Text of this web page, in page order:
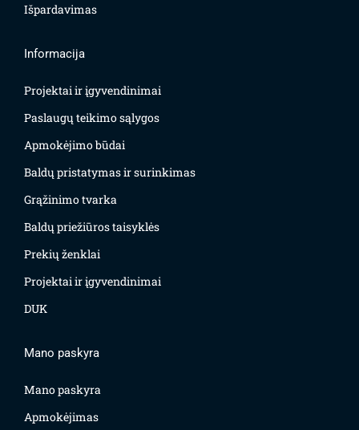
Išpardavimas
Informacija
Projektai ir įgyvendinimai
Paslaugų teikimo sąlygos
Apmokėjimo būdai
Baldų pristatymas ir surinkimas
Grąžinimo tvarka
Baldų priežiūros taisyklės
Prekių ženklai
Projektai ir įgyvendinimai
DUK
Mano paskyra
Mano paskyra
Apmokėjimas